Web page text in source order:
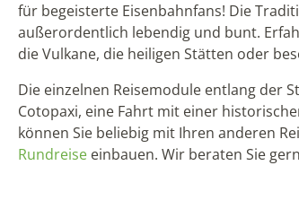
für begeisterte Eisenbahnfans! Die
außerordentlich lebendig und bunt.
die Vulkane, die heiligen Stätten oder
Die einzelnen Reisemodule entlang der
Cotopaxi, eine Fahrt mit einer
können Sie beliebig mit Ihren anderen
Rundreise einbauen. Wir beraten Sie